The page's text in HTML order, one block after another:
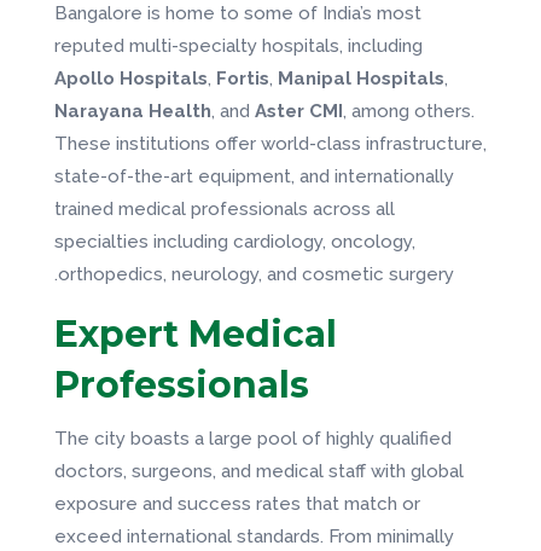
Bangalore is home to some of India’s most
reputed multi-specialty hospitals, including
Apollo Hospitals, Fortis, Manipal Hospitals,
Narayana Health, and Aster CMI, among others.
These institutions offer world-class infrastructure,
state-of-the-art equipment, and internationally
trained medical professionals across all
specialties including cardiology, oncology,
orthopedics, neurology, and cosmetic surgery.
Expert Medical
Professionals
The city boasts a large pool of highly qualified
doctors, surgeons, and medical staff with global
exposure and success rates that match or
exceed international standards. From minimally